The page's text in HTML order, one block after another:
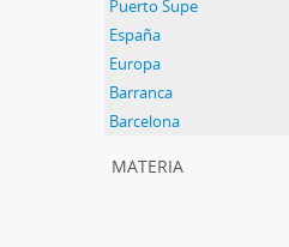
Puerto Supe
España
Europa
Barranca
Barcelona
materia